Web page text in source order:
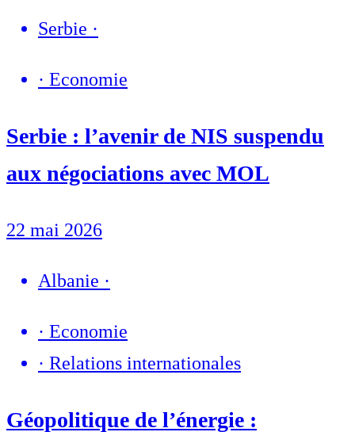
Serbie ·
· Economie
Serbie : l’avenir de NIS suspendu
aux négociations avec MOL
22 mai 2026
Albanie ·
· Economie
· Relations internationales
Géopolitique de l’énergie :